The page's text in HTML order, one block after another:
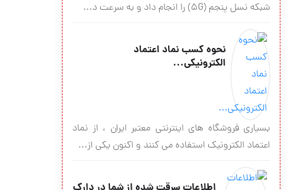
شبکه نسل پنجم (5G) را انجام داد و به سرعت د...
نحوه کسب نماد اعتماد
الکترونیکی...
بسیاری فروشگاه های اینترنتی معتبر ایران ، از نماد
اعتماد الکترونیک استفاده می کنند و اکنون یکی از...